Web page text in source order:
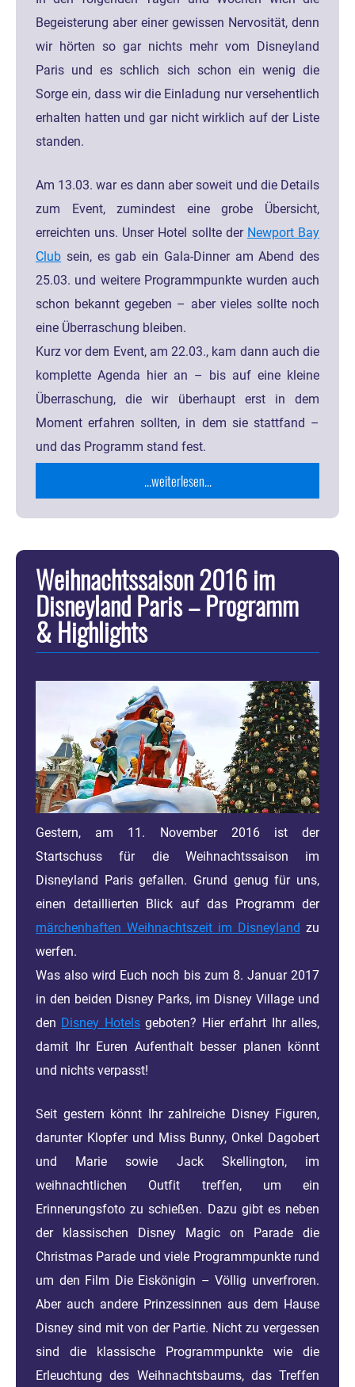
Begeisterung aber einer gewissen Nervosität, denn
wir hörten so gar nichts mehr vom Disneyland
Paris und es schlich sich schon ein wenig die
Sorge ein, dass wir die Einladung nur versehentlich
erhalten hatten und gar nicht wirklich auf der Liste
standen.
Am 13.03. war es dann aber soweit und die Details
zum Event, zumindest eine grobe Übersicht,
erreichten uns. Unser Hotel sollte der Newport Bay
Club sein, es gab ein Gala-Dinner am Abend des
25.03. und weitere Programmpunkte wurden auch
schon bekannt gegeben – aber vieles sollte noch
eine Überraschung bleiben.
Kurz vor dem Event, am 22.03., kam dann auch die
komplette Agenda hier an – bis auf eine kleine
Überraschung, die wir überhaupt erst in dem
Moment erfahren sollten, in dem sie stattfand –
und das Programm stand fest.
...weiterlesen...
Weihnachtssaison 2016 im
Disneyland Paris – Programm
& Highlights
Gestern, am 11. November 2016 ist der
Startschuss für die Weihnachtssaison im
Disneyland Paris gefallen. Grund genug für uns,
einen detaillierten Blick auf das Programm der
märchenhaften Weihnachtszeit im Disneyland zu
werfen.
Was also wird Euch noch bis zum 8. Januar 2017
in den beiden Disney Parks, im Disney Village und
den Disney Hotelsgeboten? Hier erfahrt Ihr alles,
damit Ihr Euren Aufenthalt besser planen könnt
und nichts verpasst!
Seit gestern könnt Ihr zahlreiche Disney Figuren,
darunter Klopfer und Miss Bunny, Onkel Dagobert
und Marie sowie Jack Skellington, im
weihnachtlichen Outfit treffen, um ein
Erinnerungsfoto zu schießen. Dazu gibt es neben
der klassischen Disney Magic on Parade die
Christmas Parade und viele Programmpunkte rund
um den Film Die Eiskönigin – Völlig unverfroren.
Aber auch andere Prinzessinnen aus dem Hause
Disney sind mit von der Partie. Nicht zu vergessen
sind die klassische Programmpunkte wie die
Erleuchtung des Weihnachtsbaums, das Treffen